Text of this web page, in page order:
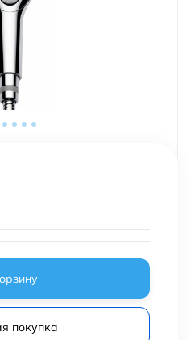
покупка